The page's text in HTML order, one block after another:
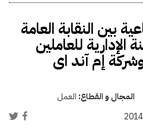
بين النقابة العامة
الإدارية للعاملين
إم آند اى
المجال و القطاع: العمل
2014